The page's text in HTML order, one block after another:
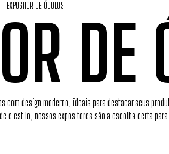
EXPOSITOR DE ÓCULOS
DE
com design moderno, ideais para destacar seus
e estilo, nossos expositores são a escolha certa